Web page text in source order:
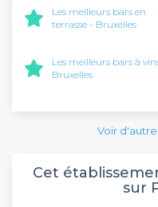
Les meilleurs bars en
terrasse - Bruxelles
Les meilleurs bars à
Bruxelles
Voir
Cet
sur